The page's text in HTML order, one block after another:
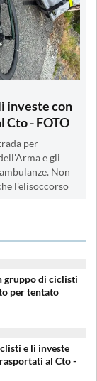
investe con
- FOTO
per
e gli
Non
l'elisoccorso
gruppo di ciclisti
per tentato
e li investe
al Cto -